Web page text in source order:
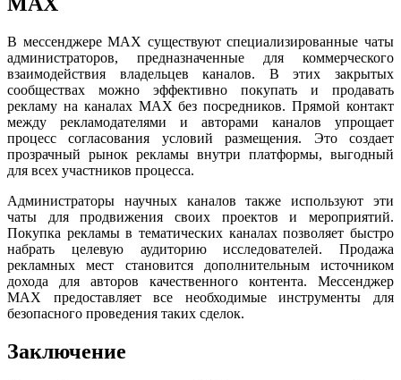
В мессенджере MAX существуют специализированные чаты
администраторов, предназначенные для коммерческого
взаимодействия владельцев каналов. В этих закрытых
сообществах можно эффективно покупать и продавать
рекламу на каналах MAX без посредников. Прямой контакт
между рекламодателями и авторами каналов упрощает
процесс согласования условий размещения. Это создает
прозрачный рынок рекламы внутри платформы, выгодный
для всех участников процесса.
Администраторы научных каналов также используют эти
чаты для продвижения своих проектов и мероприятий.
Покупка рекламы в тематических каналах позволяет быстро
набрать целевую аудиторию исследователей. Продажа
рекламных мест становится дополнительным источником
дохода для авторов качественного контента. Мессенджер
MAX предоставляет все необходимые инструменты для
безопасного проведения таких сделок.
Заключение